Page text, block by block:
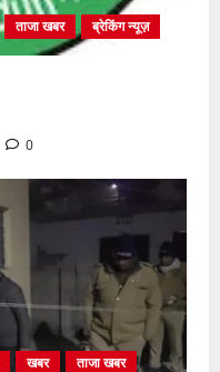
ताजा खबर ब्रेकिंग न्यूज़
0
खबर ताजा खबर